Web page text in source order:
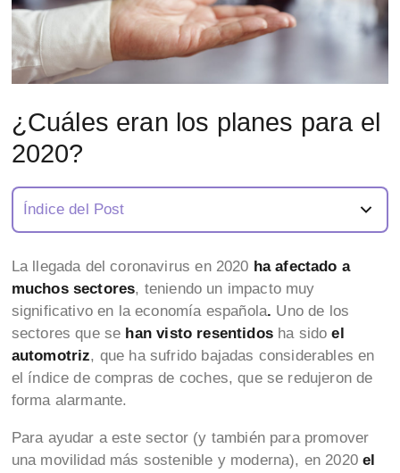
¿Cuáles eran los planes para el
2020?
Índice del Post
La llegada del coronavirus en 2020 ha afectado a
muchos sectores, teniendo un impacto muy
significativo en la economía española. Uno de los
sectores que se han visto resentidosha sidoel
automotriz, que ha sufrido bajadas considerables en
el índice de compras de coches, que se redujeron de
forma alarmante.
Para ayudar a este sector (y también para promover
una movilidad más sostenible y moderna), en 2020el